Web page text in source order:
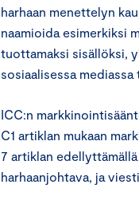
harhaan menettelyn
naamioida esimerkiksi
tuottamaksi sisällöksi,
sosiaalisessa
ICC:n
C1 artiklan mukaan
7 artiklan
harhaanjohtava, ja